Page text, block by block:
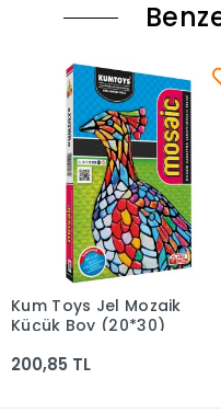
Sepete Ekle
Kum Toys Jel Mozaik
Küçük Boy (20*30)
200,85 TL